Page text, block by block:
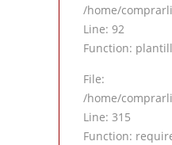
/home/
Line: 92
Function:
File:
/home/
Line: 315
Function: